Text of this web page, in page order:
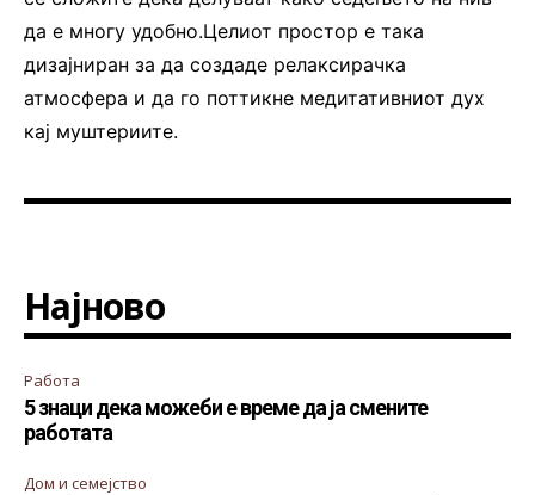
да е многу удобно.Целиот простор е така
дизајниран за да создаде релаксирачка
атмосфера и да го поттикне медитативниот дух
кај муштериите.
Најново
Работа
5 знаци дека можеби е време да ја смените
работата
Дом и семејство